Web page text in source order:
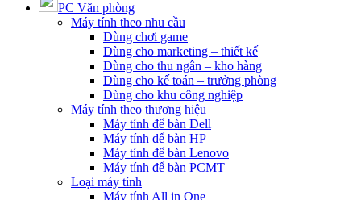
PC Văn phòng
Máy tính theo nhu cầu
Dùng chơi game
Dùng cho marketing – thiết kế
Dùng cho thu ngân – kho hàng
Dùng cho kế toán – trưởng phòng
Dùng cho khu công nghiệp
Máy tính theo thương hiệu
Máy tính để bàn Dell
Máy tính để bàn HP
Máy tính để bàn Lenovo
Máy tính để bàn PCMT
Loại máy tính
Máy tính All in One